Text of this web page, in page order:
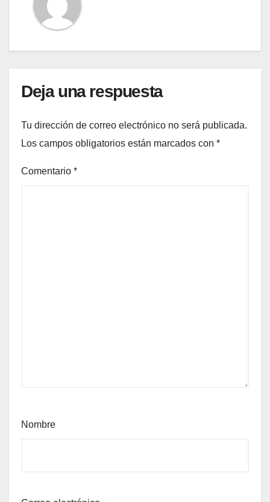
Deja una respuesta
Tu dirección de correo electrónico no será publicada.
Los campos obligatorios están marcados con *
Comentario *
Nombre